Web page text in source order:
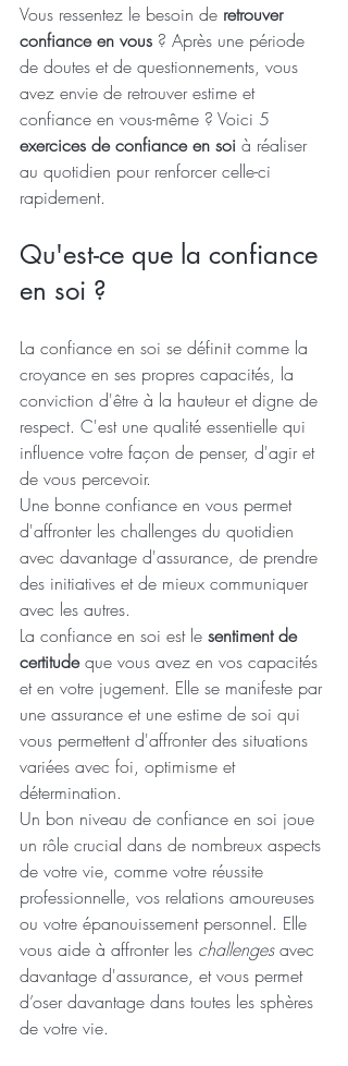
Vous ressentez le besoin de retrouver
confiance en vous ? Après une période
de doutes et de questionnements, vous
avez envie de retrouver estime et
confiance en vous-même ? Voici 5
exercices de confiance en soi à réaliser
au quotidien pour renforcer celle-ci
rapidement.
Qu'est-ce que la confiance
en soi ?
La confiance en soi se définit comme la
croyance en ses propres capacités, la
conviction d'être à la hauteur et digne de
respect. C'est une qualité essentielle qui
influence votre façon de penser, d'agir et
de vous percevoir.
Une bonne confiance en vous permet
d'affronter les challenges du quotidien
avec davantage d'assurance, de prendre
des initiatives et de mieux communiquer
avec les autres.
La confiance en soi est le sentiment de
certitude que vous avez en vos capacités
et en votre jugement. Elle se manifeste par
une assurance et une estime de soi qui
vous permettent d'affronter des situations
variées avec foi, optimisme et
détermination.
Un bon niveau de confiance en soi joue
un rôle crucial dans de nombreux aspects
de votre vie, comme votre réussite
professionnelle, vos relations amoureuses
ou votre épanouissement personnel. Elle
vous aide à affronter les challenges avec
davantage d'assurance, et vous permet
d’oser davantage dans toutes les sphères
de votre vie.